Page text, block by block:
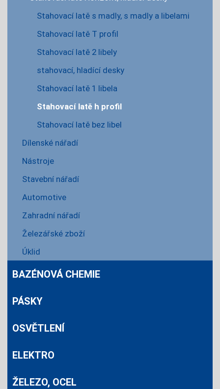
Stahovací latě s madly, s madly a libelami
Stahovací latě T profil
Stahovací latě 2 libely
stahovací, hladící desky
Stahovací latě 1 libela
Stahovací latě h profil
Stahovací latě bez libel
Dílenské nářadí
Nástroje
Stavební nářadí
Automotive
Zahradní nářadí
Železářské zboží
Úklid
BAZÉNOVÁ CHEMIE
PÁSKY
OSVĚTLENÍ
ELEKTRO
ŽELEZO, OCEL